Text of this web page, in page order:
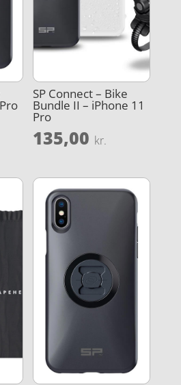
SP Connect – Bike
Bundle II – iPhone 11
Pro
135,00 kr.